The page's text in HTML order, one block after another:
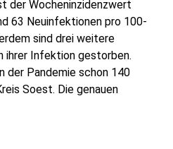
der Wocheninzidenzwert
63 Neuinfektionen pro 100-
sind drei weitere
ihrer Infektion gestorben.
der Pandemie schon 140
Soest. Die genauen